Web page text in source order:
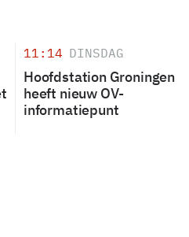
11:14 DINSDAG
Hoofdstation Groningen
heeft nieuw OV-
informatiepunt